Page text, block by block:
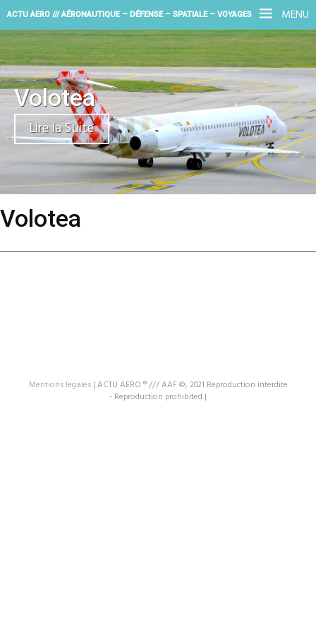
MENU
ACTU AERO /// AÉRONAUTIQUE – DÉFENSE – SPATIALE – VOYAGES
Volotea
Lire la Suite
Volotea
Mentions legales | ACTU AERO ® /// AAF ©, 2021 Reproduction interdite
- Reproduction prohibited |